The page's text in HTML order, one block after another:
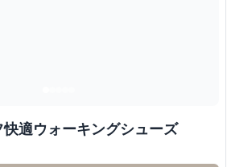
適ウォーキングシューズ